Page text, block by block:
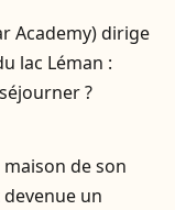
Academy) dirige
lac Léman :
?
de son
un